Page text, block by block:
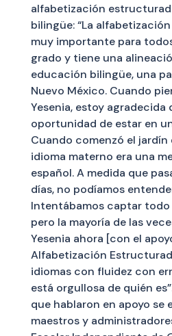
alfabetización
bilingüe: “La
muy importante para
grado y tiene una
educación bilingüe, una
Nuevo México. Cuando
Yesenia, estoy agradecida
oportunidad de estar en
Cuando comenzó el jardín
idioma materno era una
español. A medida que
días, no podíamos
Intentábamos captar todo
pero la mayoría de las
Yesenia ahora [con el
Alfabetización
idiomas con fluidez con
está orgullosa de quién
que hablaron en apoyo se
maestros y